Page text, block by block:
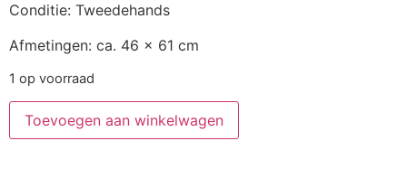
Conditie: Tweedehands
Afmetingen: ca. 46 x 61 cm
1 op voorraad
Toevoegen aan winkelwagen